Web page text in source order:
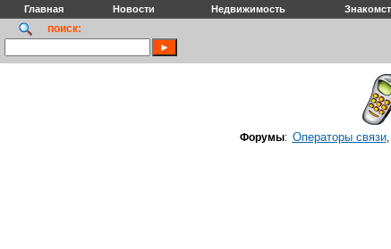
Главная Новости Недвижимость
поиск:
Форумы: Операторы связи,